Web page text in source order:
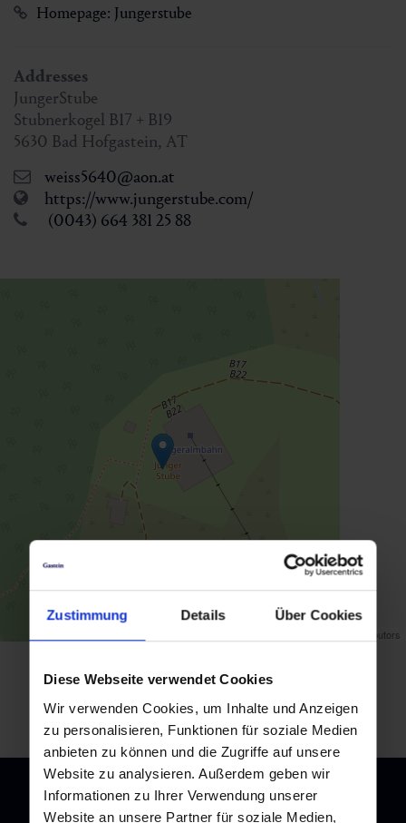
Zustimmung Details Über Cookies
Diese Webseite verwendet Cookies
Wir verwenden Cookies, um Inhalte und Anzeigen
zu personalisieren, Funktionen für soziale Medien
anbieten zu können und die Zugriffe auf unsere
Website zu analysieren. Außerdem geben wir
Informationen zu Ihrer Verwendung unserer
Website an unsere Partner für soziale Medien,
contributors
Homepage: Jungerstube
Addresses
JungerStube
Stubnerkogel B17 + B19
5630 Bad Hofgastein, AT
weiss5640@aon.at
https://www.jungerstube.com/
(0043) 664 381 25 88
back to overview